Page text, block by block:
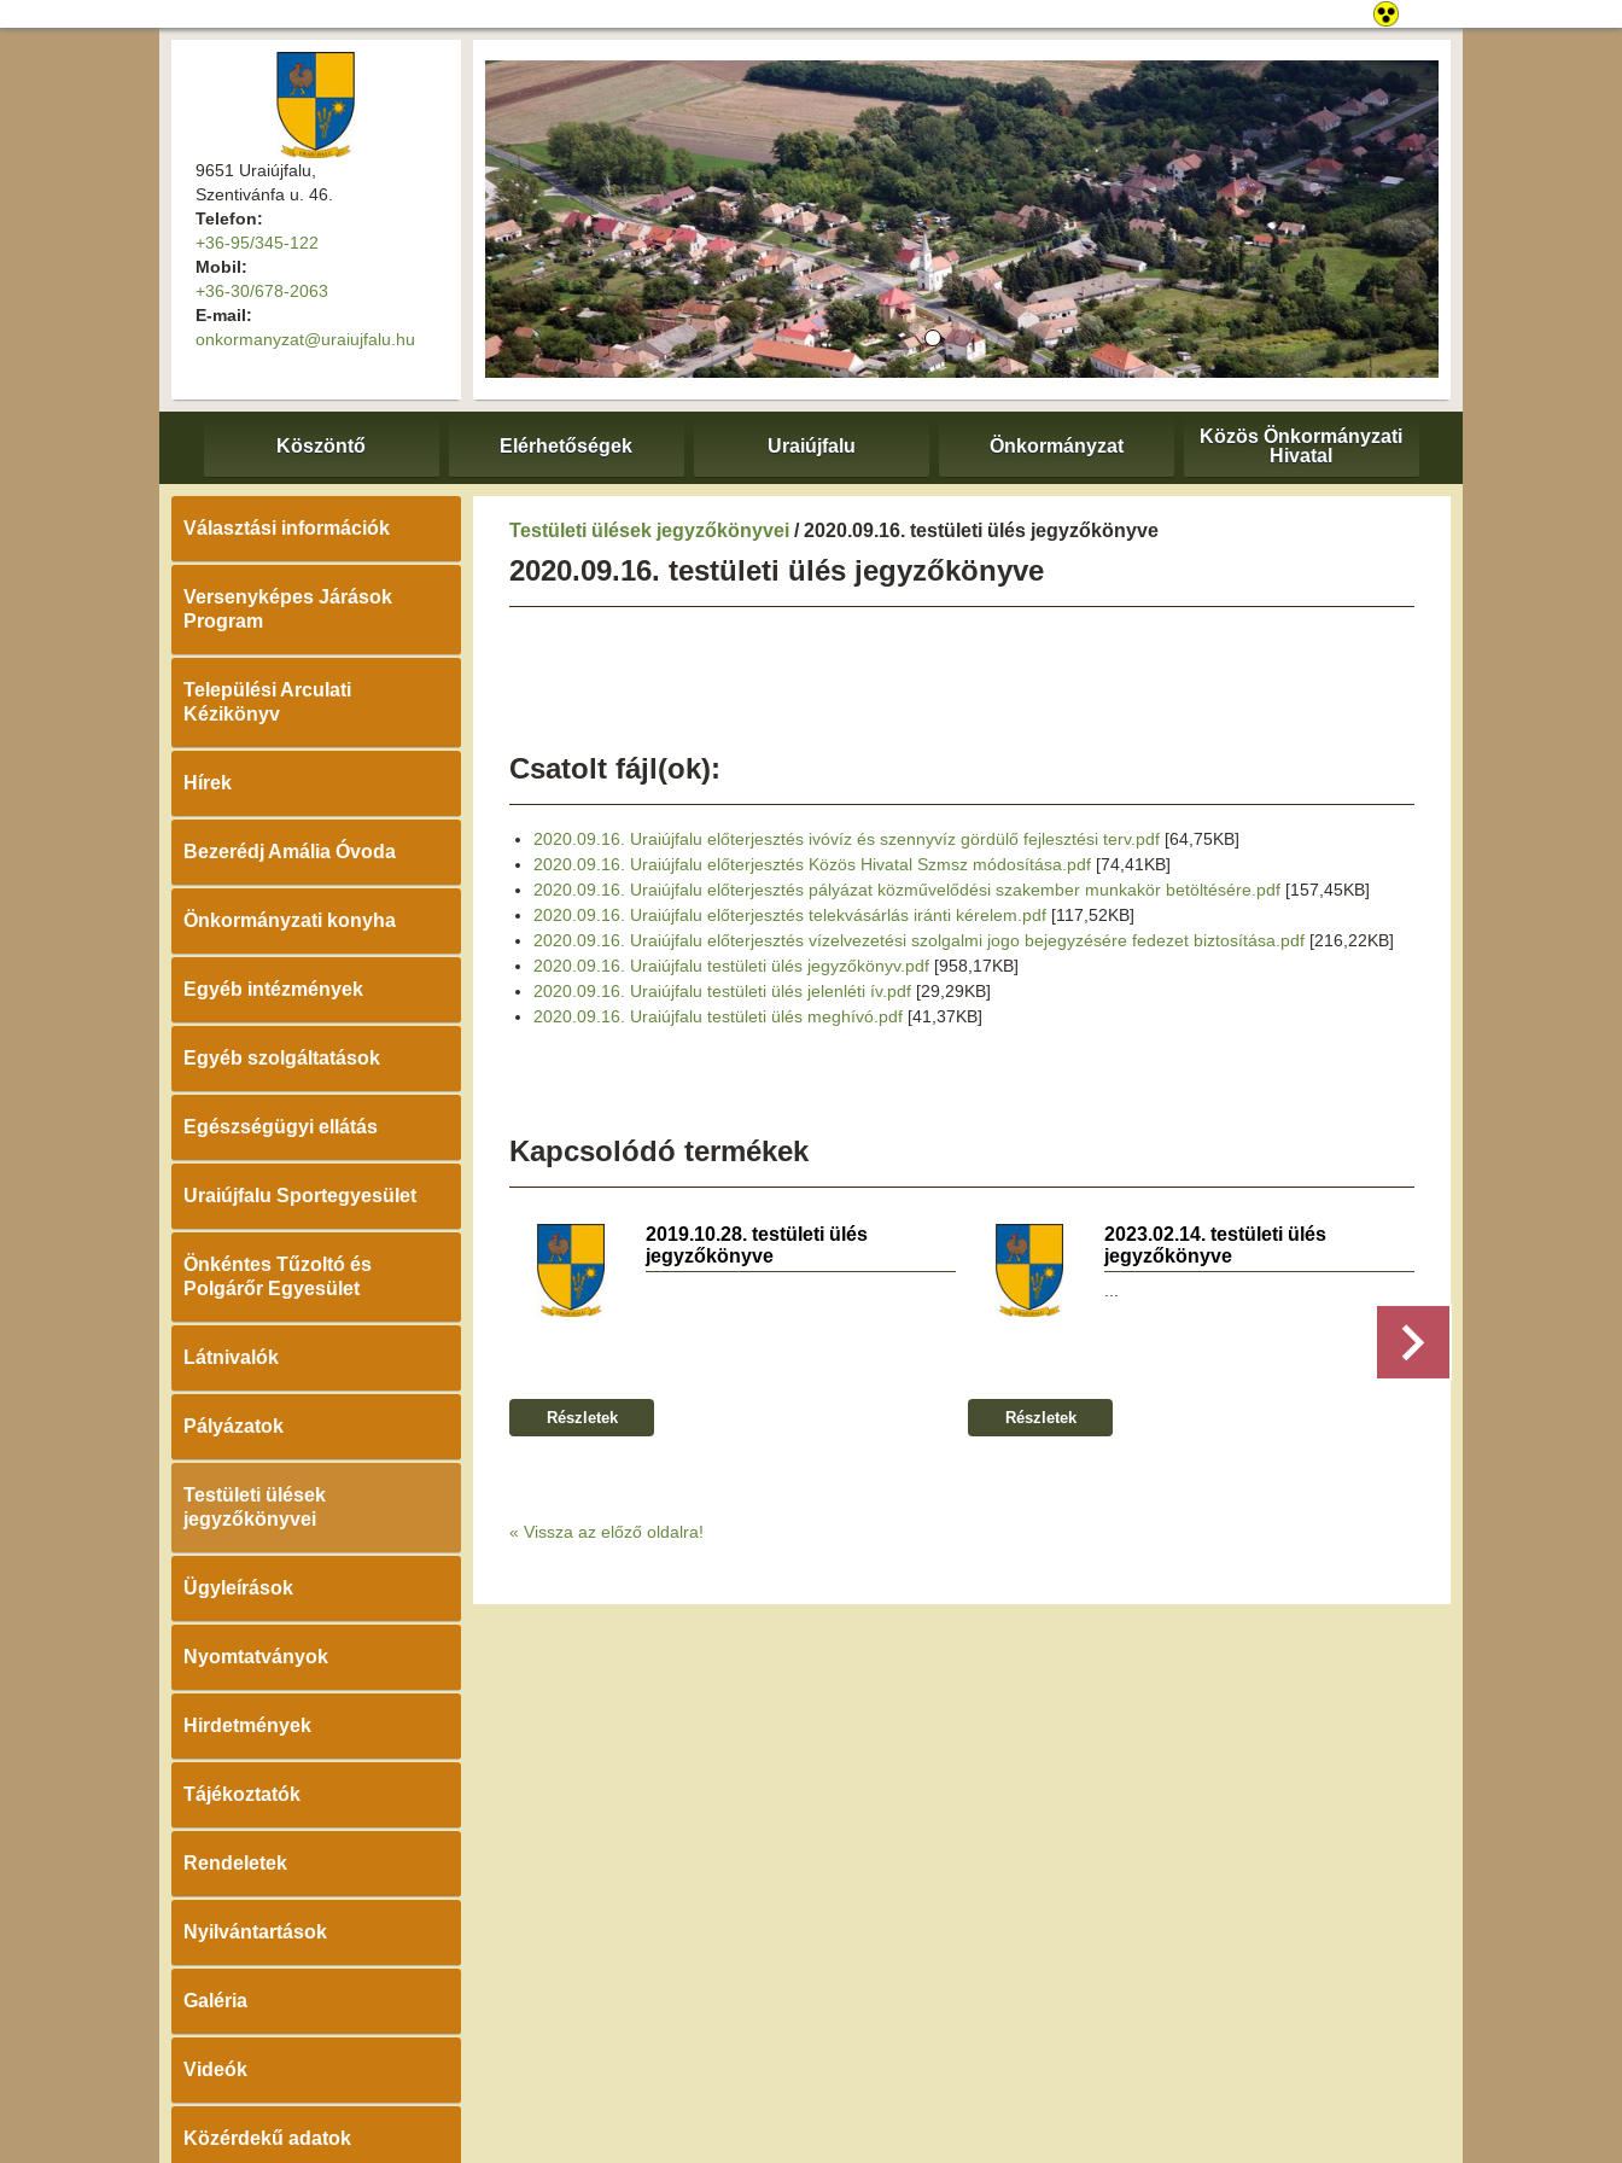
9651 Uraiújfalu,
Szentivánfa u. 46.
Telefon:
+36-95/345-122
Mobil:
+36-30/678-2063
E-mail:
onkormanyzat@uraiujfalu.hu
Köszöntő Elérhetőségek Uraiújfalu Önkormányzat
Közös Önkormányzati
Hivatal
Választási információk
Versenyképes Járások
Program
Települési Arculati
Kézikönyv
Hírek
Bezerédj Amália Óvoda
Önkormányzati konyha
Egyéb intézmények
Egyéb szolgáltatások
Egészségügyi ellátás
Uraiújfalu Sportegyesület
Önkéntes Tűzoltó és
Polgárőr Egyesület
Látnivalók
Pályázatok
Testületi ülések
jegyzőkönyvei
Ügyleírások
Nyomtatványok
Hirdetmények
Tájékoztatók
Rendeletek
Nyilvántartások
Galéria
Videók
Közérdekű adatok
Testületi ülések jegyzőkönyvei / 2020.09.16. testületi ülés jegyzőkönyve
2020.09.16. testületi ülés jegyzőkönyve
Csatolt fájl(ok):
2020.09.16. Uraiújfalu előterjesztés ivóvíz és szennyvíz gördülő fejlesztési terv.pdf [64,75KB]
2020.09.16. Uraiújfalu előterjesztés Közös Hivatal Szmsz módosítása.pdf [74,41KB]
2020.09.16. Uraiújfalu előterjesztés pályázat közművelődési szakember munkakör betöltésére.pdf [157,45KB]
2020.09.16. Uraiújfalu előterjesztés telekvásárlás iránti kérelem.pdf [117,52KB]
2020.09.16. Uraiújfalu előterjesztés vízelvezetési szolgalmi jogo bejegyzésére fedezet biztosítása.pdf [216,22KB]
2020.09.16. Uraiújfalu testületi ülés jegyzőkönyv.pdf [958,17KB]
2020.09.16. Uraiújfalu testületi ülés jelenléti ív.pdf [29,29KB]
2020.09.16. Uraiújfalu testületi ülés meghívó.pdf [41,37KB]
Kapcsolódó termékek
2019.10.28. testületi ülés
jegyzőkönyve
Részletek
2023.02.14. testületi ülés
jegyzőkönyve
Részletek
« Vissza az előző oldalra!